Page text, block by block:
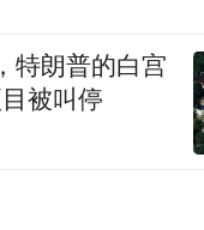
特朗普的白宫
被叫停